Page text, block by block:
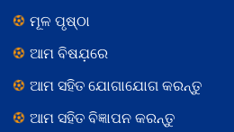
ମୂଳ ପୃଷ୍ଠା
ଆମ ବିଷଯ଼ରେ
ଆମ ସହିତ ଯୋଗାଯୋଗ କରନ୍ତୁ
ଆମ ସହିତ ବିଜ୍ଞାପନ କରନ୍ତୁ